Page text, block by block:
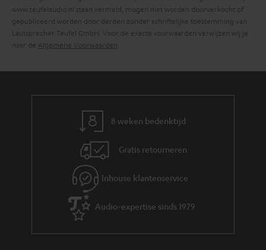
t
i
e
www.teufelaudio.nl staan vermeld, mogen niet worden doorverkocht of
gepubliceerd worden door derden zonder schriftelijke toestemming van
Lautsprecher Teufel GmbH. Voor de exacte voorwaarden verwijzen wij je
naar de Algemene Voorwaarden
8 weken bedenktijd
Gratis retourneren
Inhouse klantenservice
Audio-expertise sinds 1979